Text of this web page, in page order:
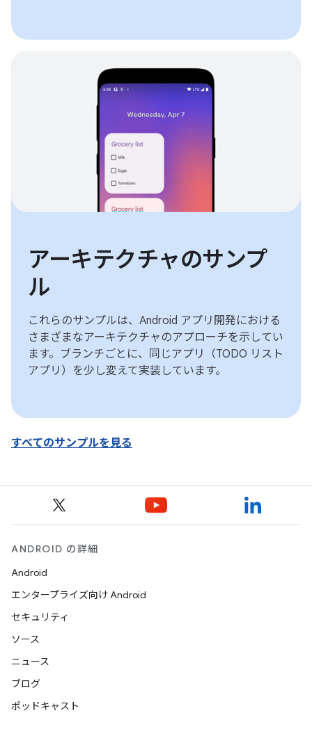
アーキテクチャのサンプ
ル
これらのサンプルは、Android アプリ開発における
さまざまなアーキテクチャのアプローチを示してい
ます。ブランチごとに、同じアプリ（TODO リスト
アプリ）を少し変えて実装しています。
すべてのサンプルを見る
ANDROID の詳細
Android
エンタープライズ向け Android
セキュリティ
ソース
ニュース
ブログ
ポッドキャスト